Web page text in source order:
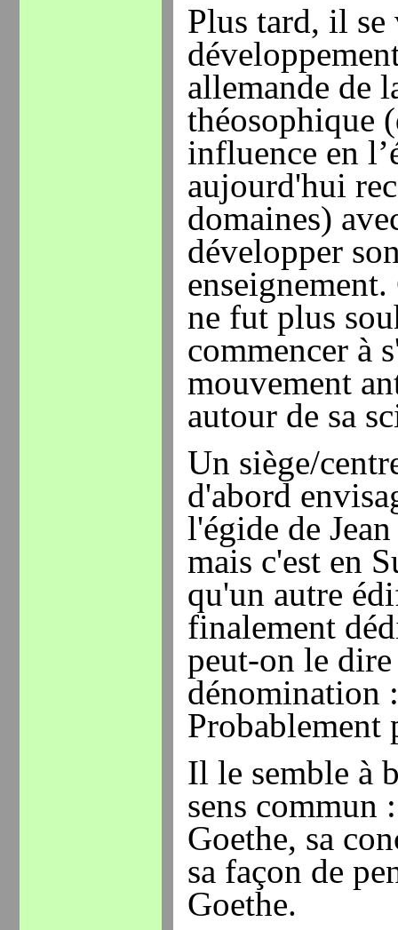
Plus tard, il
allemande de
théosophique
influence en
aujourd'hui
domaines)
développer
ne fut plus
commencer à
mouvement
autour de sa
Un siège/
d'abord
l'égide de
mais c'est en
qu'un autre
finalement
peut-on le
dénomination
Probablement
Il le semble à
sens commun
Goethe, sa
sa façon de
Goethe.